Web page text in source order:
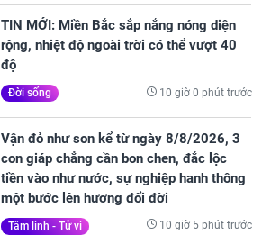
TIN MỚI: Miền Bắc sắp nắng nóng diện
rộng, nhiệt độ ngoài trời có thể vượt 40
độ
Đời sống 10 giờ 0 phút trước
Vận đỏ như son kể từ ngày 8/8/2026, 3
con giáp chẳng cần bon chen, đắc lộc
tiền vào như nước, sự nghiệp hanh thông
một bước lên hương đổi đời
Tâm linh - Tử vi 10 giờ 5 phút trước